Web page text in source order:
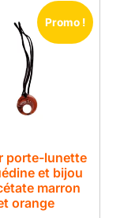
Promo !
porte-lunette
et bijou
marron
orange